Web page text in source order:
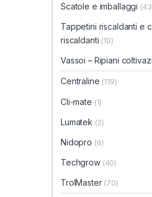
Scatole e imballaggi
Tappetini riscaldanti e
riscaldanti (10)
Vassoi – Ripiani
Centraline (119)
Cli-mate (1)
Lumatek (2)
Nidopro (6)
Techgrow (40)
TrolMaster (70)